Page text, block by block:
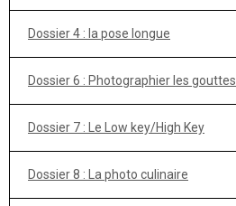
Dossier 4 : la pose longue
Dossier 6 : Photographier les
Dossier 7 : Le Low key/High Key
Dossier 8 : La photo culinaire